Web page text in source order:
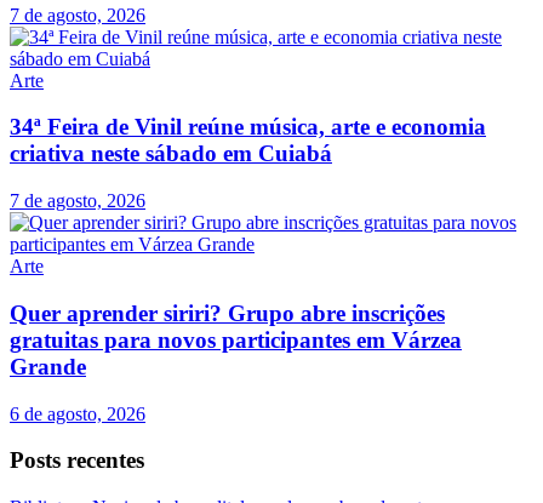
7 de agosto, 2026
Arte
34ª Feira de Vinil reúne música, arte e economia
criativa neste sábado em Cuiabá
7 de agosto, 2026
Arte
Quer aprender siriri? Grupo abre inscrições
gratuitas para novos participantes em Várzea
Grande
6 de agosto, 2026
Posts recentes